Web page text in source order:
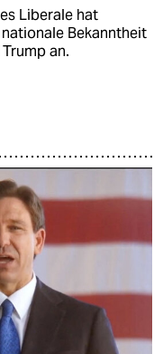
Liberale hat
Bekanntheit
an.